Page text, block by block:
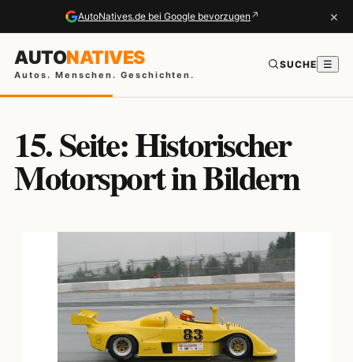
AutoNatives.de bei Google bevorzugen ↗ ×
AUTONATIVES
Autos. Menschen. Geschichten.
SUCHE ☰
15. Seite: Historischer
Motorsport in Bildern